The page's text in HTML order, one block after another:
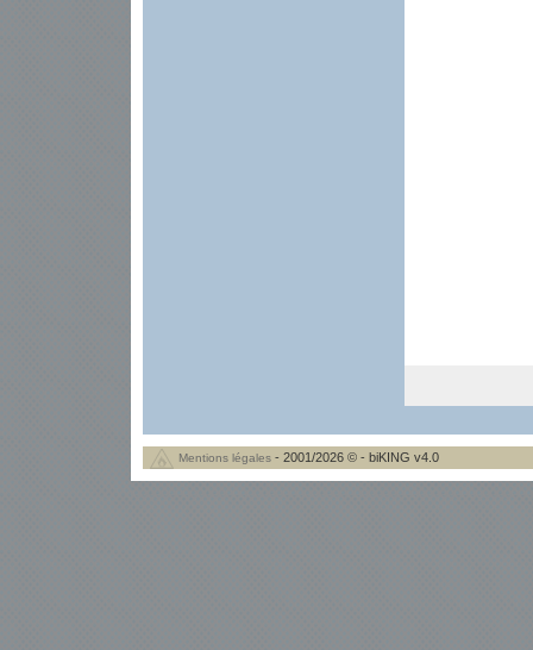
Mentions légales - 2001/2026 © - biKING v4.0